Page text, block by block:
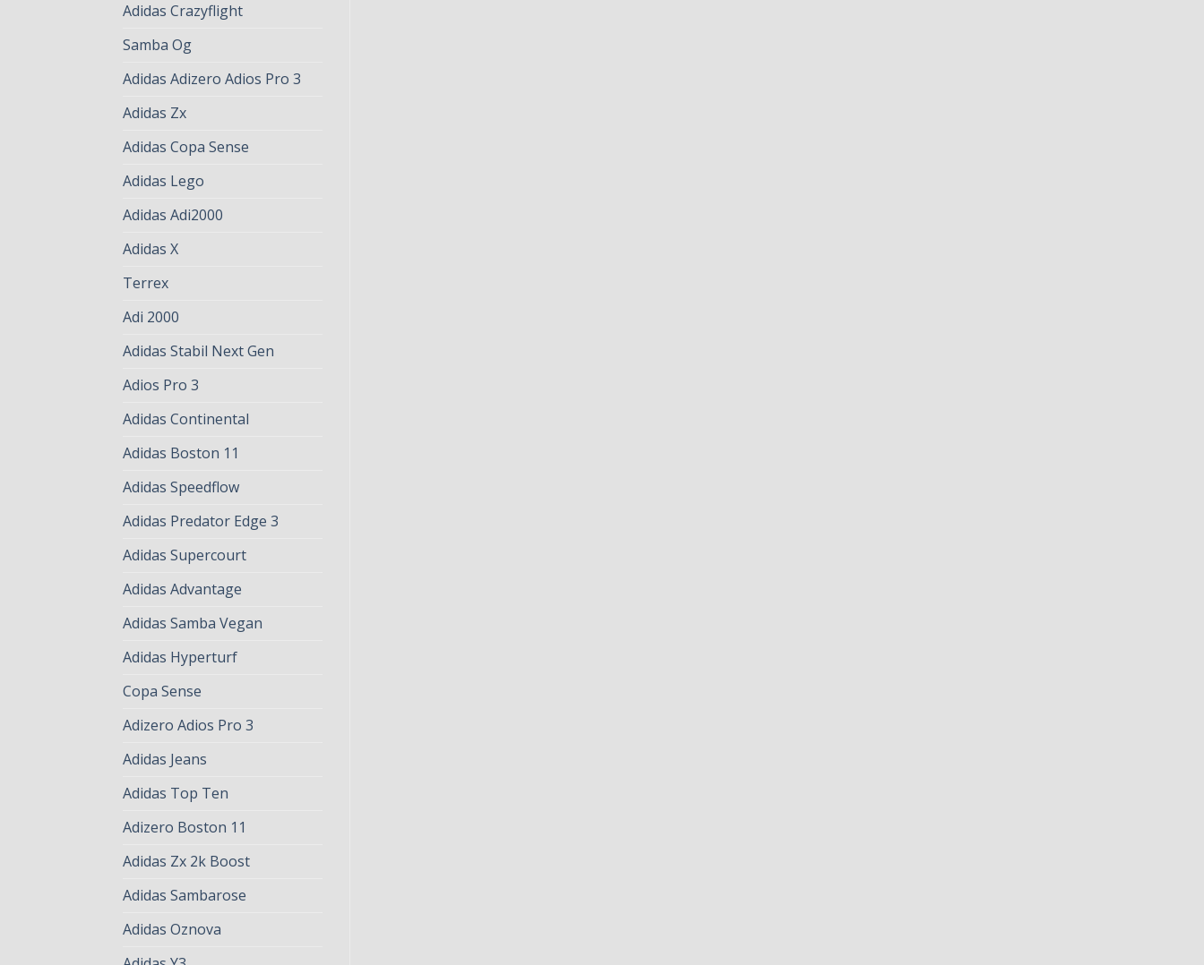
Adidas Crazyflight
Samba Og
Adidas Adizero Adios Pro 3
Adidas Zx
Adidas Copa Sense
Adidas Lego
Adidas Adi2000
Adidas X
Terrex
Adi 2000
Adidas Stabil Next Gen
Adios Pro 3
Adidas Continental
Adidas Boston 11
Adidas Speedflow
Adidas Predator Edge 3
Adidas Supercourt
Adidas Advantage
Adidas Samba Vegan
Adidas Hyperturf
Copa Sense
Adizero Adios Pro 3
Adidas Jeans
Adidas Top Ten
Adizero Boston 11
Adidas Zx 2k Boost
Adidas Sambarose
Adidas Oznova